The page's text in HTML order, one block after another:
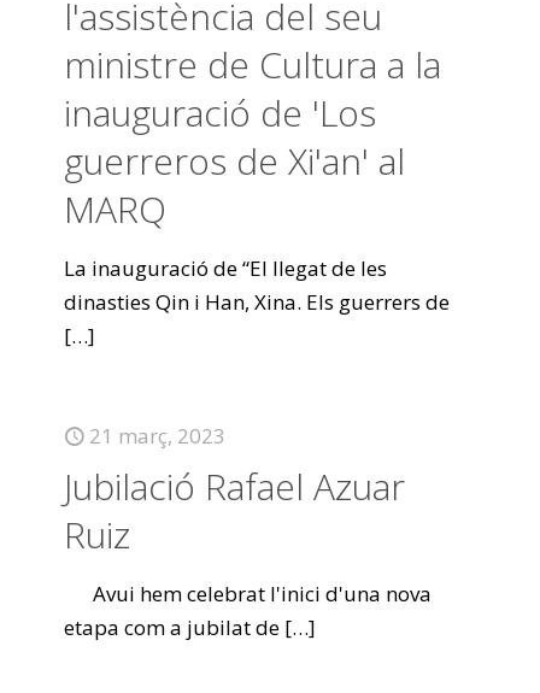
l'assistència del seu
ministre de Cultura a la
inauguració de 'Los
guerreros de Xi'an' al
MARQ
La inauguració de “El llegat de les
dinasties Qin i Han, Xina. Els guerrers de
[…]
21 març, 2023
Jubilació Rafael Azuar
Ruiz
Avui hem celebrat l'inici d'una nova
etapa com a jubilat de […]